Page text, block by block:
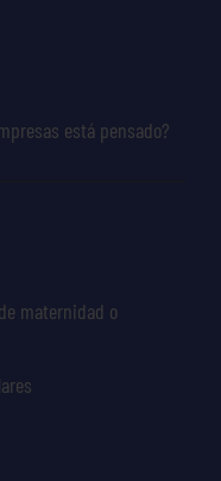
está pensado?
maternidad o